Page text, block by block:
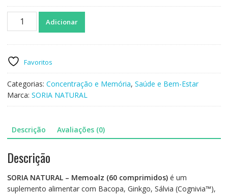
Quantidade
-
Memoalz
60comp
Adicionar
Favoritos
Categorias: Concentração e Memória, Saúde e Bem-Estar
Marca: SORIA NATURAL
Descrição Avaliações (0)
Descrição
SORIA NATURAL – Memoalz (60 comprimidos)é um
suplemento alimentar com Bacopa, Ginkgo, Sálvia (Cognivia™),